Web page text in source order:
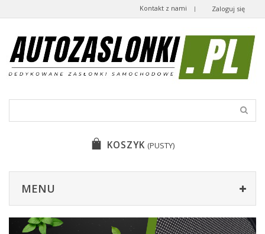
Zaloguj się
Kontakt z nami
KOSZYK (PUSTY)
MENU